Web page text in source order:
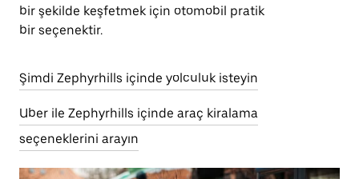
bir şekilde keşfetmek için otomobil pratik
bir seçenektir.
Şimdi Zephyrhills içinde yolculuk isteyin
Uber ile Zephyrhills içinde araç kiralama
seçeneklerini arayın